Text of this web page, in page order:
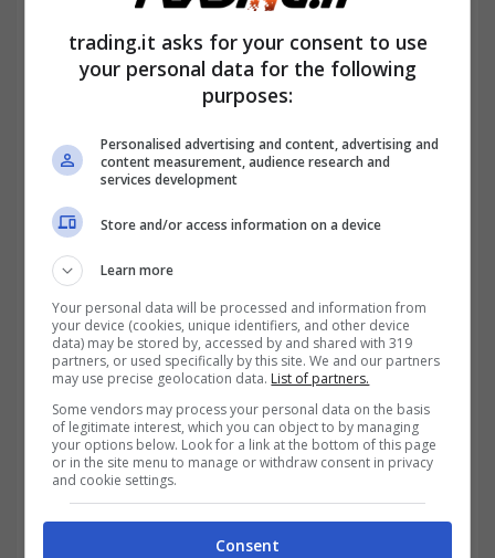
Cosa fare se la Legge Fornero viene sospesa? La
risposta degli esperti- Trading.it
trading.it asks for your consent to use
your personal data for the following
purposes:
Personalised advertising and content, advertising and
content measurement, audience research and
services development
Store and/or access information on a device
Learn more
Your personal data will be processed and information from
your device (cookies, unique identifiers, and other device
data) may be stored by, accessed by and shared with 319
partners, or used specifically by this site. We and our partners
may use precise geolocation data. List of partners.
Some vendors may process your personal data on the basis
of legitimate interest, which you can object to by managing
your options below. Look for a link at the bottom of this page
or in the site menu to manage or withdraw consent in privacy
and cookie settings.
Consent